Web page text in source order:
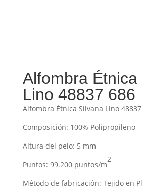
Alfombra Étnica
Lino 48837 686
Alfombra Étnica Silvana Lino
Composición: 100% Polipropileno
Altura del pelo: 5 mm
Puntos: 99.200 puntos/m
2
Método de fabricación: Tejido en